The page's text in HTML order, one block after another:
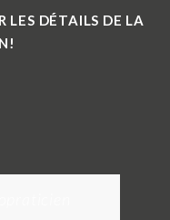
LES DÉTAILS DE LA